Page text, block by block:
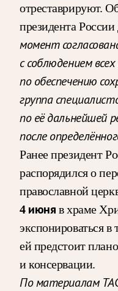
отреставрируют.
президента
момент
с соблюдением
по обеспечению
группа
по её дальнейшей
после
Ранее президент
распорядился о
православной
4 июня в храме
экспонироваться в
ей предстоит
и консервации.
По материалам